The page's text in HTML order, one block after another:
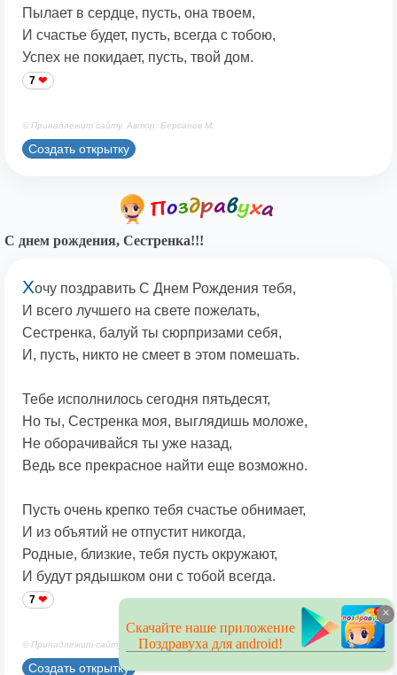
Пылает в сердце, пусть, она твоем,
И счастье будет, пусть, всегда с тобою,
Успех не покидает, пусть, твой дом.
7
© Принадлежит сайту. Автор: Берсанов М.
Создать открытку
С днем рождения, Сестренка!!!
Хочу поздравить С Днем Рождения тебя,
И всего лучшего на свете пожелать,
Сестренка, балуй ты сюрпризами себя,
И, пусть, никто не смеет в этом помешать.
Тебе исполнилось сегодня пятьдесят,
Но ты, Сестренка моя, выглядишь моложе,
Не оборачивайся ты уже назад,
Ведь все прекрасное найти еще возможно.
Пусть очень крепко тебя счастье обнимает,
И из объятий не отпустит никогда,
Родные, близкие, тебя пусть окружают,
И будут рядышком они с тобой всегда.
7
© Принадлежит сайту. Автор: Берсанов М.
Создать открытку
×
Скачайте наше приложение
Поздравуха для android!